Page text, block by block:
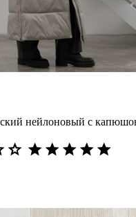
нейлоновый с